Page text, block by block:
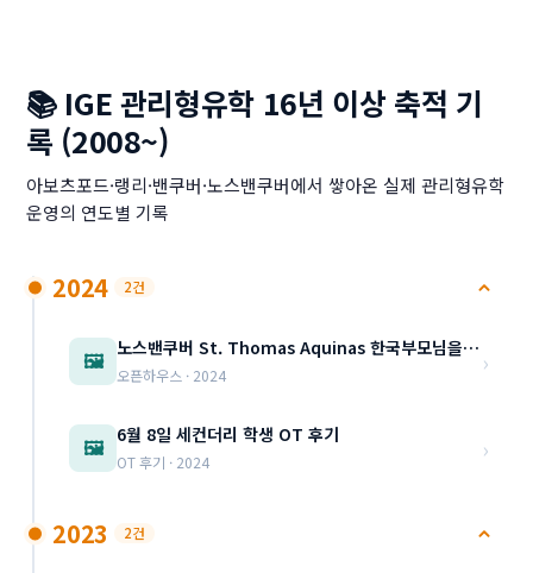
📚 IGE 관리형유학 16년 이상 축적 기
록 (2008~)
아보츠포드·랭리·밴쿠버·노스밴쿠버에서 쌓아온 실제 관리형유학
운영의 연도별 기록
2024 2건
🖼️ 노스밴쿠버 St. Thomas Aquinas 한국부모님을 위한 별도의 오픈 하우스 11월28(목) …
오픈하우스 · 2024 ›
🖼️ 6월 8일 세컨더리 학생 OT 후기
OT 후기 · 2024 ›
2023 2건